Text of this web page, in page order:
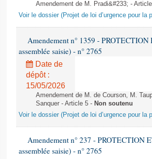
Amendement de M. Pradi&#233; -
Voir le dossier (Projet de loi d’urgence pour
Amendement n° 1359 -
assemblée saisie) - n° 2765
Date de
dépôt :
15/05/2026
Amendement de M. de Courson, M.
Sanquer - Article 5 - Non soutenu
Voir le dossier (Projet de loi d’urgence pour
Amendement n° 237 - PROTECTION
assemblée saisie) - n° 2765